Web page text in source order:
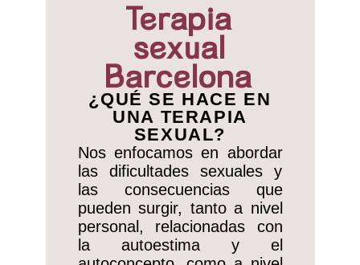
Terapia
sexual
Barcelona
¿QUÉ SE HACE EN
UNA TERAPIA
SEXUAL?
Nos enfocamos en abordar
las dificultades sexuales y
las consecuencias que
pueden surgir, tanto a nivel
personal, relacionadas con
la autoestima y el